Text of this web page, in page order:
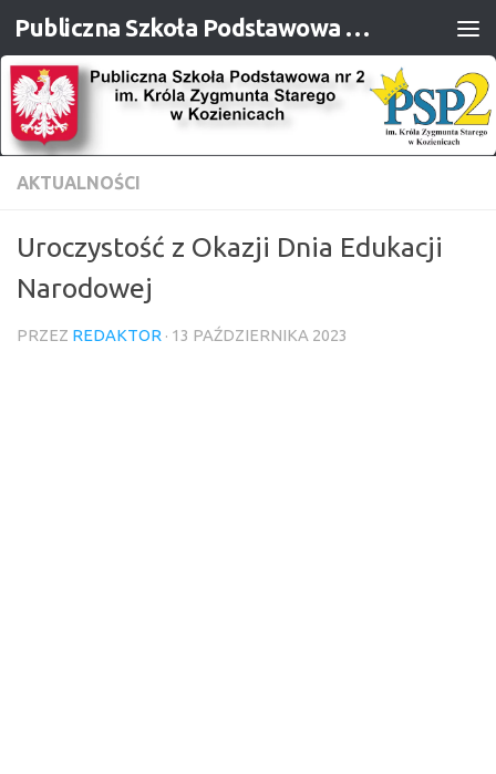
Przejdź do treści Publiczna Szkoła Podstawowa nr 2 im. Króla Zygmunta Starego w Kozienicach
AKTUALNOŚCI
Uroczystość z Okazji Dnia Edukacji
Narodowej
PRZEZ REDAKTOR · 13 PAŹDZIERNIKA 2023